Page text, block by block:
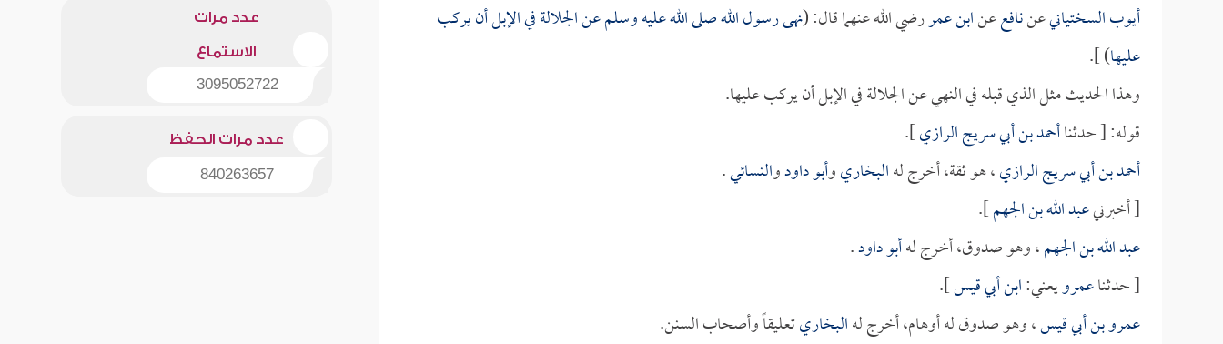
أيوب السختيانيعننافععنابن عمررضي الله عنهما قال: (نهى رسول الله صلى الله عليه وسلم عن الجلالة في الإبل أن يركب
عليها) ].
وهذا الحديث مثل الذي قبله في النهي عن الجلالة في الإبل أن يركب عليها.
قوله: [ حدثناأحمد بن أبي سريج الرازي].
أحمد بن أبي سريج الرازي، هو ثقة، أخرج لهالبخاريوأبو داودوالنسائي.
[ أخبرنيعبد الله بن الجهم].
عبد الله بن الجهم، وهو صدوق، أخرج لهأبو داود.
[ حدثناعمرويعني:ابن أبي قيس].
عمرو بن أبي قيس، وهو صدوق له أوهام، أخرج لهالبخاريتعليقاً وأصحاب السنن.
عدد مرات
الاستماع
3095052722
عدد مرات الحفظ
840263657